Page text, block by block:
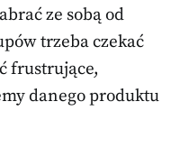
ze sobą od
trzeba czekać
frustrujące,
danego produktu